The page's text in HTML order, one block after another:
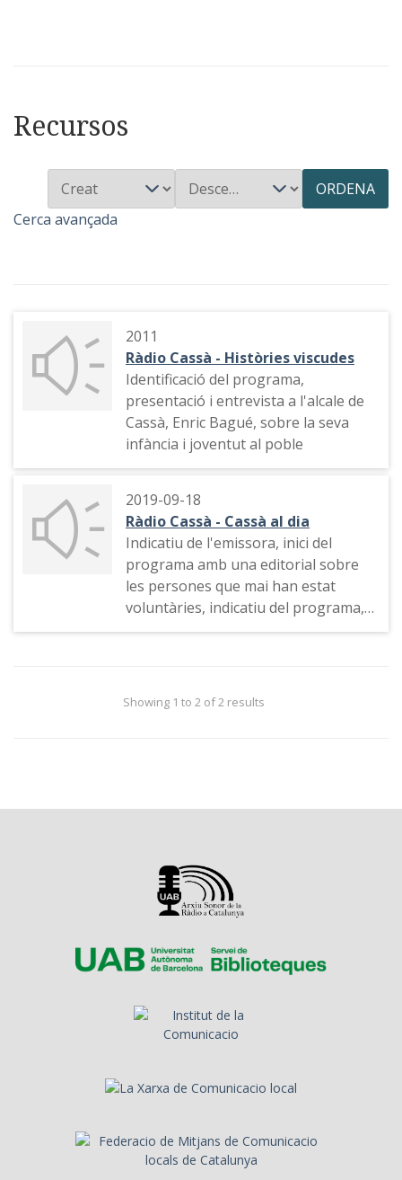
Recursos
ORDENA
Cerca avançada
2011
Ràdio Cassà - Històries viscudes
Identificació del programa,
presentació i entrevista a l'alcale de
Cassà, Enric Bagué, sobre la seva
infància i joventut al poble
2019-09-18
Ràdio Cassà - Cassà al dia
Indicatiu de l'emissora, inici del
programa amb una editorial sobre
les persones que mai han estat
voluntàries, indicatiu del programa,
sumari dels continguts i presentació
Showing 1 to 2 of 2 results